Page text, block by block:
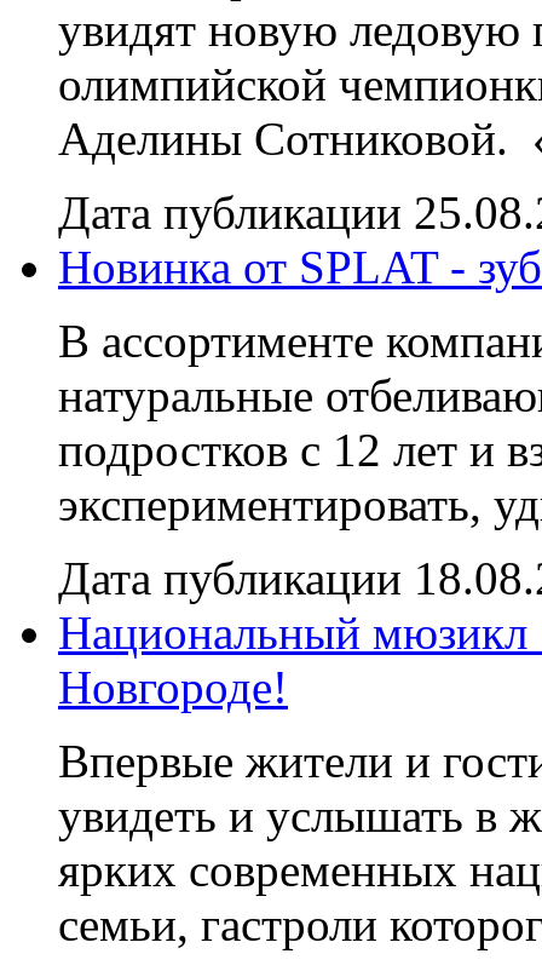
увидят новую ледовую
олимпийской
Аделины Сотниковой.
Дата публикации
Новинка от SPLAT -
В ассортименте
натуральные
подростков с 12 лет и
экспериментировать,
Дата публикации
Национальный
Новгороде!
Впервые жители и
увидеть и услышать в
ярких современных
семьи, гастроли